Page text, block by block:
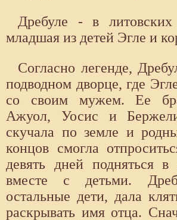
Дребуле - в
младшая из детей Эгле и
Согласно легенде,
подводном дворце, где
со своим мужем. Ее
Ажуол, Уосис и
скучала по земле и
концов смогла
девять дней подняться
вместе с детьми.
остальные дети, дала
раскрывать имя отца.